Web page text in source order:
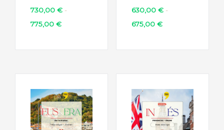
730,00 € -
775,00 €Rango
hasta
775,00 €
630,00 € -
675,00 €Rango
hasta
675,00 €